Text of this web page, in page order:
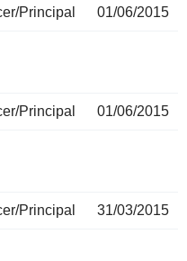
Principal 01/06/2015
Principal 01/06/2015
Principal 31/03/2015